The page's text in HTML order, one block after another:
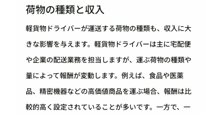
荷物の種類と収入
軽貨物ドライバーが運送する荷物の種類も、収入に大
きな影響を与えます。軽貨物ドライバーは主に宅配便
や企業の配送業務を担当しますが、運ぶ荷物の種類や
量によって報酬が変動します。例えば、食品や医薬
品、精密機器などの高価値商品を運ぶ場合、報酬は比
較的高く設定されていることが多いです。一方で、一